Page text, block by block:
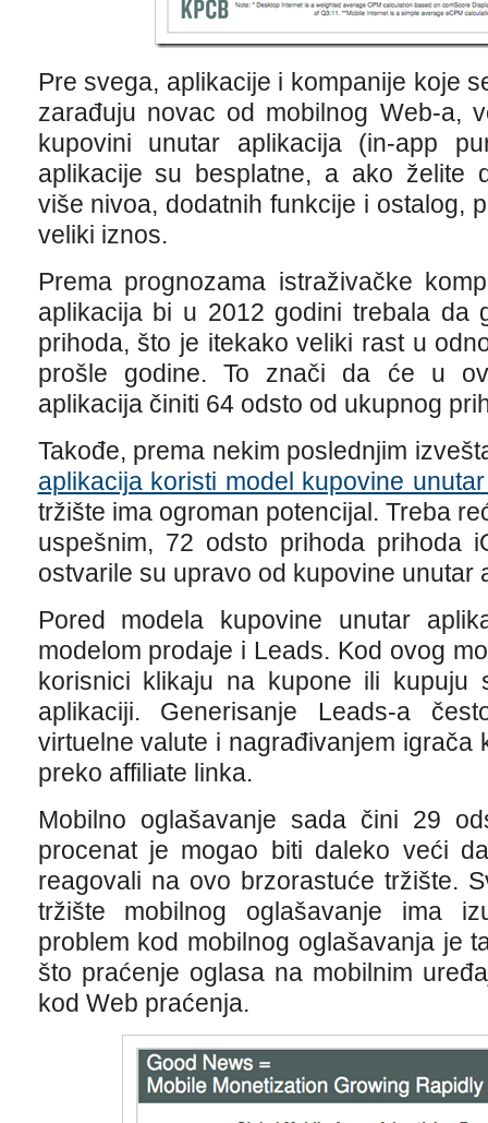
Pre svega, aplikacije i kompanije koje
zarađuju novac od mobilnog Web-a,
kupovini unutar aplikacija (in-app
aplikacije su besplatne, a ako želite
više nivoa, dodatnih funkcije i ostalog,
veliki iznos.
Prema prognozama istraživačke
aplikacija bi u 2012 godini trebala da
prihoda, što je itekako veliki rast u
prošle godine. To znači da će u
aplikacija činiti 64 odsto od ukupnog
Takođe, prema nekim poslednjim
aplikacija koristi model kupovine
tržište ima ogroman potencijal. Treba
uspešnim, 72 odsto prihoda prihoda
ostvarile su upravo od kupovine unutar
Pored modela kupovine unutar
modelom prodaje i Leads. Kod ovog
korisnici klikaju na kupone ili kupuju
aplikaciji. Generisanje Leads-a
virtuelne valute i nagrađivanjem igrača
preko affiliate linka.
Mobilno oglašavanje sada čini 29
procenat je mogao biti daleko veći
reagovali na ovo brzorastuće tržište.
tržište mobilnog oglašavanje ima
problem kod mobilnog oglašavanja je
što praćenje oglasa na mobilnim
kod Web praćenja.